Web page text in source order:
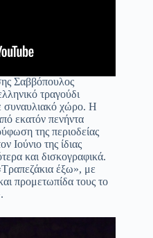
Σαββόπουλος
τραγούδι
συναυλιακό χώρο. Η
εκατόν πενήντα
της περιοδείας
Ιούνιο της ίδιας
και δισκογραφικά.
έξω», με
προμετωπίδα τους το